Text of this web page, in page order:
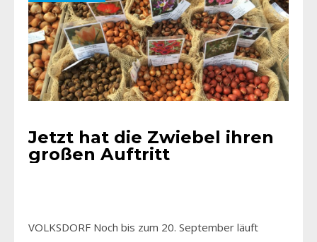
Jetzt hat die Zwiebel ihren
großen Auftritt
VOLKSDORF Noch bis zum 20. September läuft